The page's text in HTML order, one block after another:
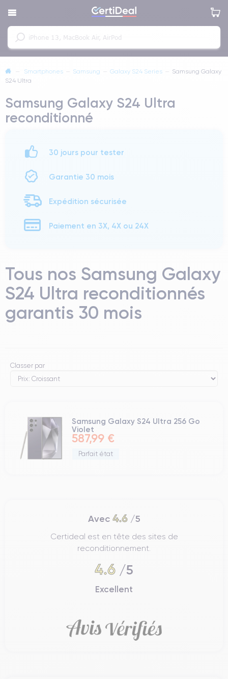
— Smartphones Samsung Galaxy S24 Series —
Samsung Galaxy
S24 Ultra
Samsung Galaxy S24 Ultra
reconditionné
30 jours pour tester
Garantie 30 mois
Expédition sécurisée
Paiement en 3X, 4X ou 24X
Tous nos Samsung Galaxy
S24 Ultra reconditionnés
garantis 30 mois
Classer par
Samsung Galaxy S24 Ultra 256 Go
Violet
587,99 €
Parfait état
Avec 4.6/5
Certideal est en tête des sites de
reconditionnement.
4.6 /5
Excellent